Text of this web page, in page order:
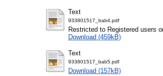
Text
933801517_bab4.pdf
Restricted to Registered users
Download (459kB)
Text
933801517_bab5.pdf
Download (157kB)